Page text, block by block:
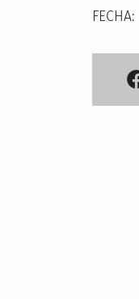
FECHA